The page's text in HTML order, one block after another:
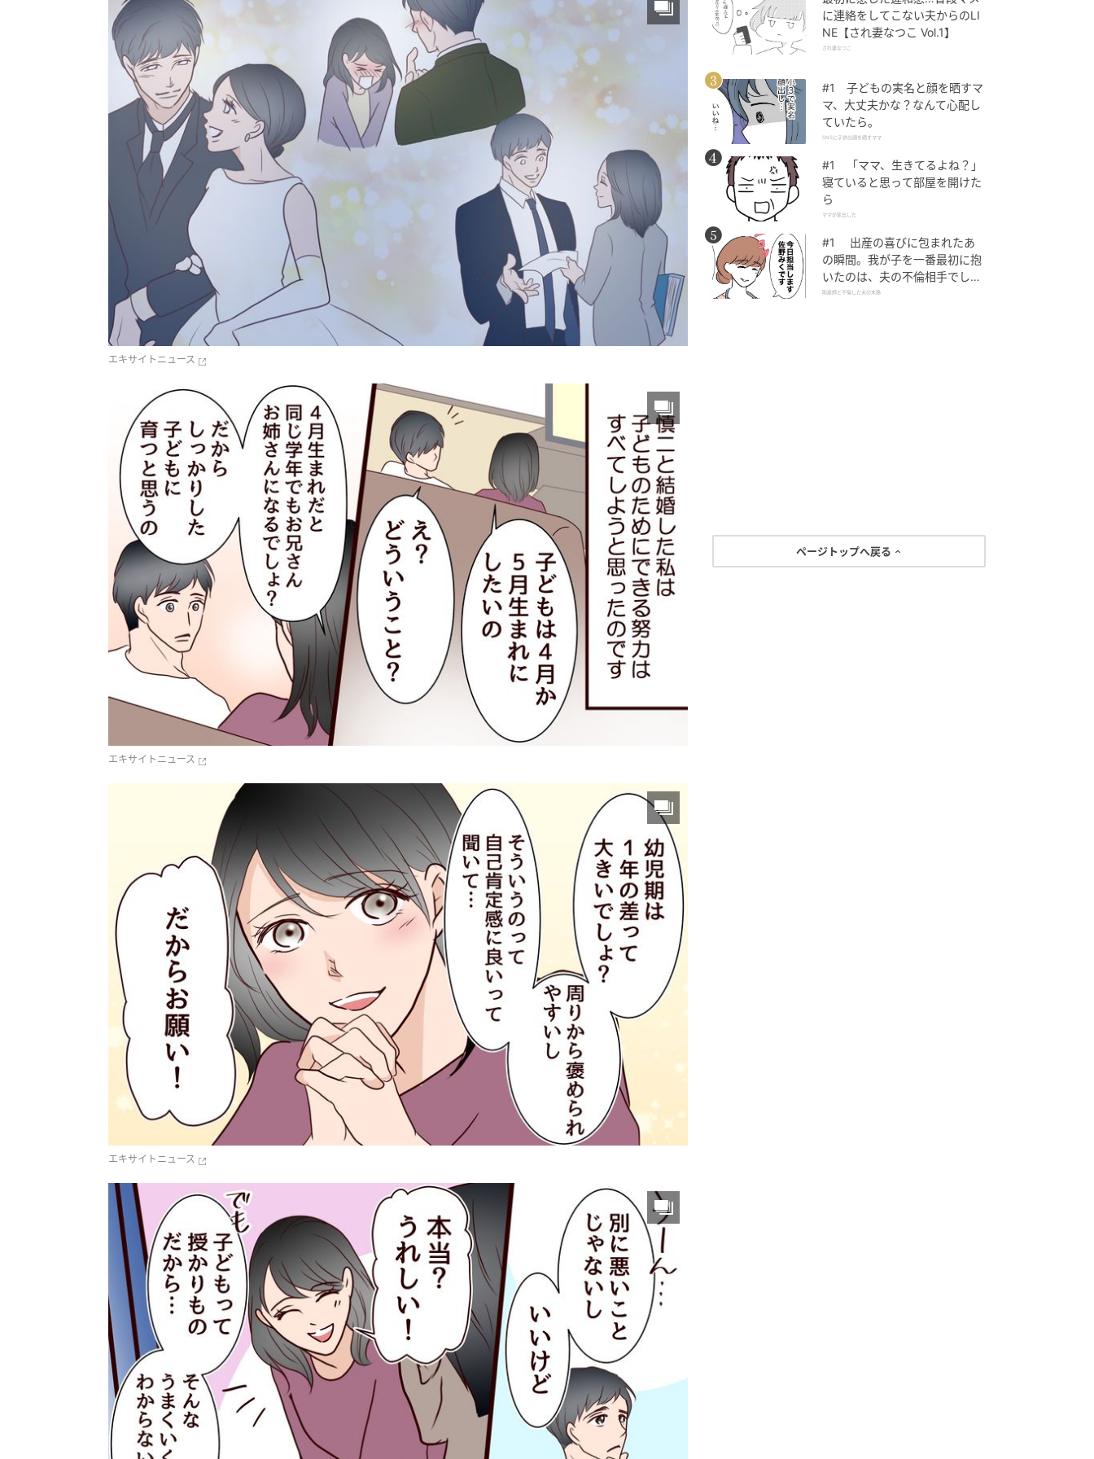
エキサイトニュース
エキサイトニュース
エキサイトニュース
に連絡をしてこない夫からのLI
NE【され妻なつこ Vol.1】
され妻なつこ
#1 子どもの実名と顔を晒すマ
マ、大丈夫かな？なんて心配し
ていたら。
SNSに子供の顔を晒すママ
#1 「ママ、生きてるよね？」
寝ていると思って部屋を開けた
ら
ママが家出した
#1 出産の喜びに包まれたあ
の瞬間。我が子を一番最初に抱
いたのは、夫の不倫相手でし
た。
助産師と不倫した夫の末路
ページトップへ戻る